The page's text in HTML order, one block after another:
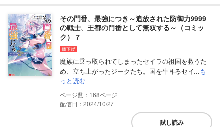
その門番、最強につき～追放された防御力9999
の戦士、王都の門番として無双する～（コミッ
ク） 7
魔族に乗っ取られてしまったセイラの祖国を救うた
め、立ち上がったジークたち。国を牛耳るセイ...も
っと読む
168
配信日：2024/10/27
試し読み